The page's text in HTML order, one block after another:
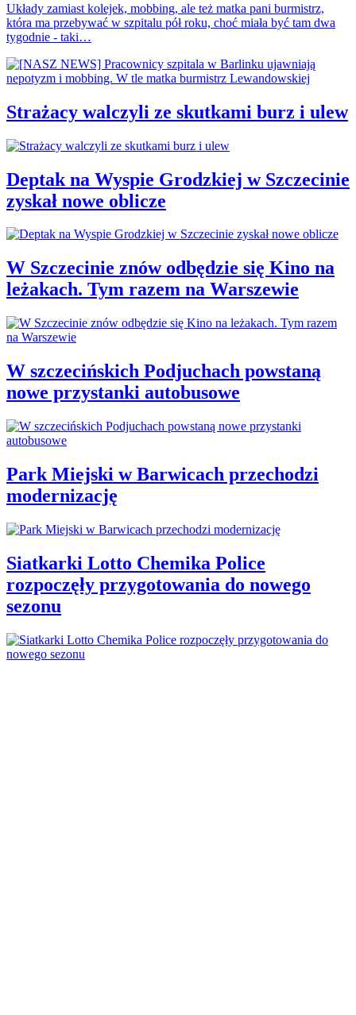
Układy zamiast kolejek, mobbing, ale też matka pani burmistrz,
która ma przebywać w szpitalu pół roku, choć miała być tam dwa
tygodnie - taki…
Strażacy walczyli ze skutkami burz i ulew
Deptak na Wyspie Grodzkiej w Szczecinie
zyskał nowe oblicze
W Szczecinie znów odbędzie się Kino na
leżakach. Tym razem na Warszewie
W szczecińskich Podjuchach powstaną
nowe przystanki autobusowe
Park Miejski w Barwicach przechodzi
modernizację
Siatkarki Lotto Chemika Police
rozpoczęły przygotowania do nowego
sezonu